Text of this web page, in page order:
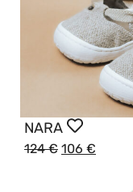
NARA
124€ 106 €